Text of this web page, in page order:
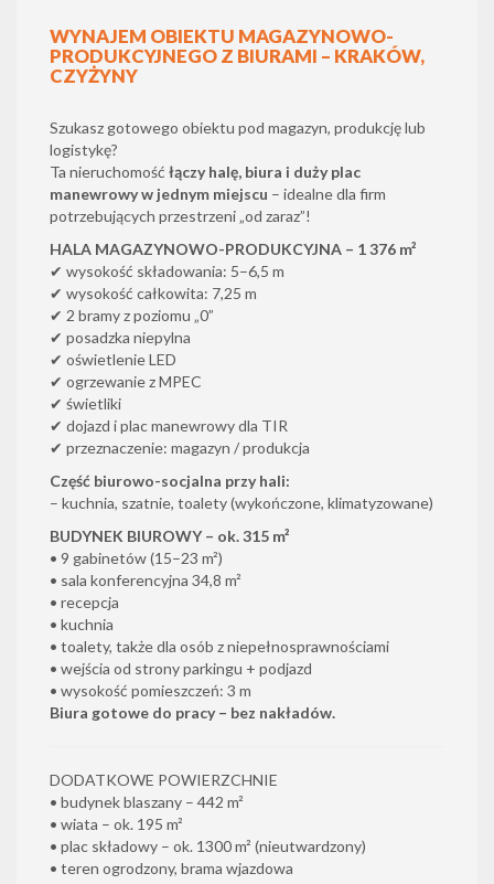
WYNAJEM OBIEKTU MAGAZYNOWO-
PRODUKCYJNEGO Z BIURAMI – KRAKÓW,
CZYŻYNY
Szukasz gotowego obiektu pod magazyn, produkcję lub
logistykę?
Ta nieruchomość łączy halę, biura i duży plac
manewrowy w jednym miejscu – idealne dla firm
potrzebujących przestrzeni „od zaraz”!
HALA MAGAZYNOWO-PRODUKCYJNA – 1 376 m²
✔ wysokość składowania: 5–6,5 m
✔ wysokość całkowita: 7,25 m
✔ 2 bramy z poziomu „0”
✔ posadzka niepylna
✔ oświetlenie LED
✔ ogrzewanie z MPEC
✔ świetliki
✔ dojazd i plac manewrowy dla TIR
✔ przeznaczenie: magazyn / produkcja
Część biurowo-socjalna przy hali:
– kuchnia, szatnie, toalety (wykończone, klimatyzowane)
BUDYNEK BIUROWY – ok. 315 m²
• 9 gabinetów (15–23 m²)
• sala konferencyjna 34,8 m²
• recepcja
• kuchnia
• toalety, także dla osób z niepełnosprawnościami
• wejścia od strony parkingu + podjazd
• wysokość pomieszczeń: 3 m
Biura gotowe do pracy – bez nakładów.
DODATKOWE POWIERZCHNIE
• budynek blaszany – 442 m²
• wiata – ok. 195 m²
• plac składowy – ok. 1300 m² (nieutwardzony)
• teren ogrodzony, brama wjazdowa